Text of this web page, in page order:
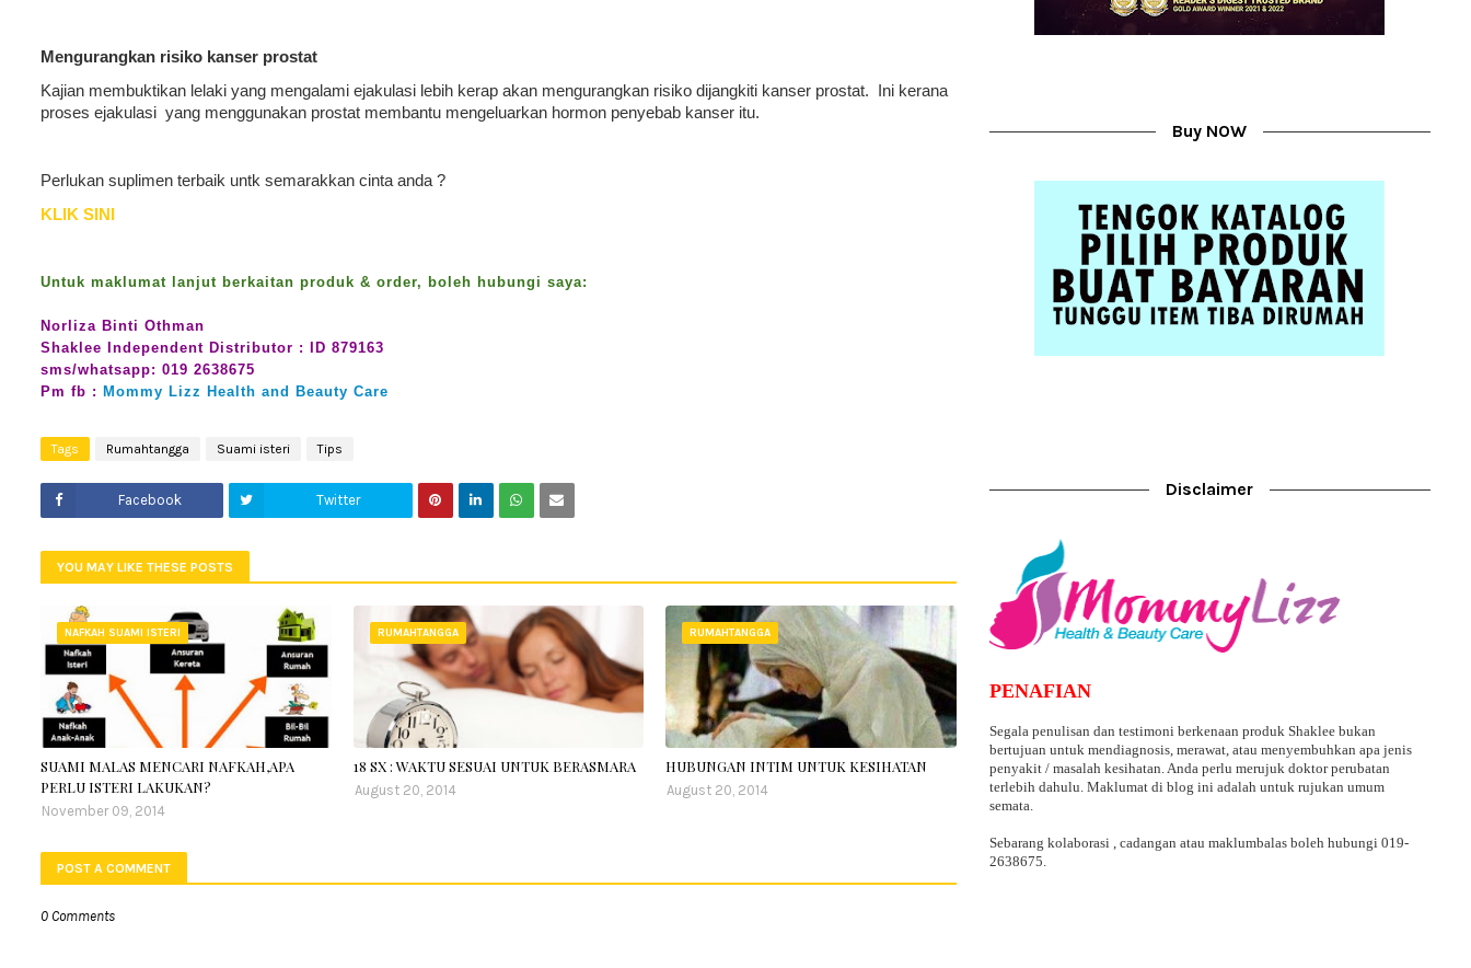
Mengurangkan risiko kanser prostat
Kajian membuktikan lelaki yang mengalami ejakulasi lebih kerap akan mengurangkan risiko dijangkiti kanser prostat. Ini kerana
proses ejakulasi yang menggunakan prostat membantu mengeluarkan hormon penyebab kanser itu.
Perlukan suplimen terbaik untk semarakkan cinta anda ?
KLIK SINI
Untuk maklumat lanjut berkaitan produk & order, boleh hubungi saya:
Norliza Binti Othman
Shaklee Independent Distributor : ID 879163
sms/whatsapp: 019 2638675
Pm fb : Mommy Lizz Health and Beauty Care
Tags Rumahtangga Suami isteri Tips
Facebook Twitter
YOU MAY LIKE THESE POSTS
NAFKAH SUAMI ISTERI
SUAMI MALAS MENCARI NAFKAH,APA
PERLU ISTERI LAKUKAN?
November 09, 2014
RUMAHTANGGA
18 SX : WAKTU SESUAI UNTUK BERASMARA
August 20, 2014
RUMAHTANGGA
HUBUNGAN INTIM UNTUK KESIHATAN
August 20, 2014
POST A COMMENT
0 Comments
Buy NOW
Disclaimer
PENAFIAN
Segala penulisan dan testimoni berkenaan produk Shaklee bukan
bertujuan untuk mendiagnosis, merawat, atau menyembuhkan apa jenis
penyakit / masalah kesihatan. Anda perlu merujuk doktor perubatan
terlebih dahulu. Maklumat di blog ini adalah untuk rujukan umum
semata.
Sebarang kolaborasi , cadangan atau maklumbalas boleh hubungi 019-
2638675.